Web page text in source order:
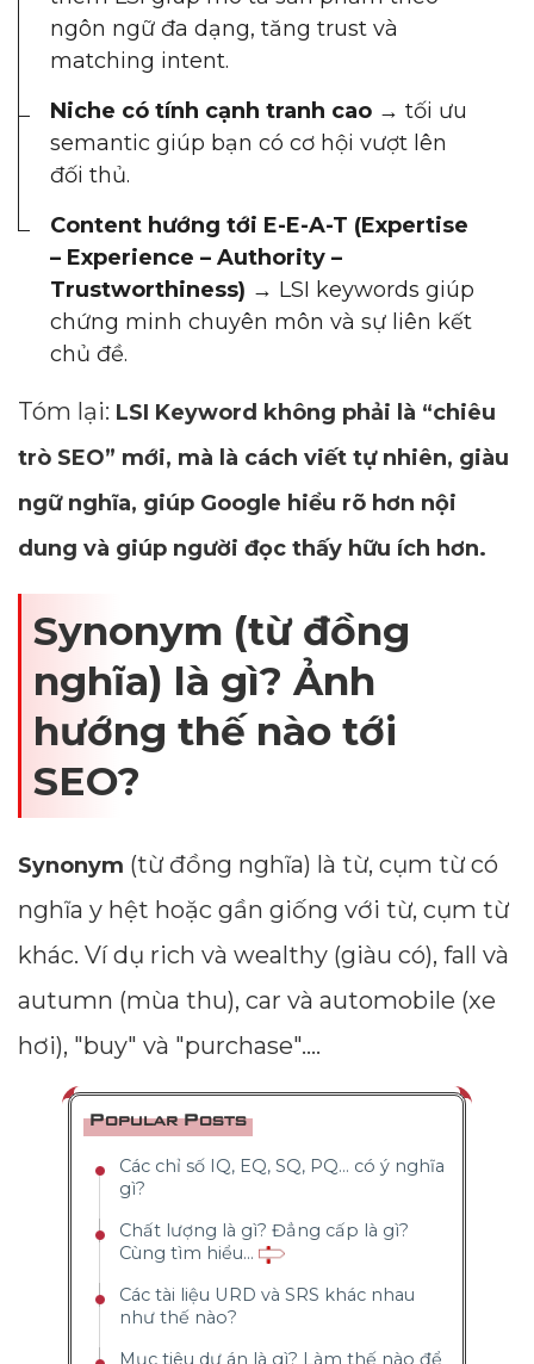
ngôn ngữ đa dạng, tăng trust và
matching intent.
Niche có tính cạnh tranh cao → tối ưu
semantic giúp bạn có cơ hội vượt lên
đối thủ.
Content hướng tới E-E-A-T (Expertise
– Experience – Authority –
Trustworthiness) → LSI keywords giúp
chứng minh chuyên môn và sự liên kết
chủ đề.
Tóm lại: LSI Keyword không phải là “chiêu
trò SEO” mới, mà là cách viết tự nhiên, giàu
ngữ nghĩa, giúp Google hiểu rõ hơn nội
dung và giúp người đọc thấy hữu ích hơn.
Synonym (từ đồng
nghĩa) là gì? Ảnh
hướng thế nào tới
SEO?
Synonym (từ đồng nghĩa) là từ, cụm từ có
nghĩa y hệt hoặc gần giống với từ, cụm từ
khác. Ví dụ rich và wealthy (giàu có), fall và
autumn (mùa thu), car và automobile (xe
hơi), "buy" và "purchase".…
Popular Posts
Các chỉ số IQ, EQ, SQ, PQ... có ý nghĩa
gì?
Chất lượng là gì? Đẳng cấp là gì?
Cùng tìm hiểu...
Các tài liệu URD và SRS khác nhau
như thế nào?
Mục tiêu dự án là gì? Làm thế nào để